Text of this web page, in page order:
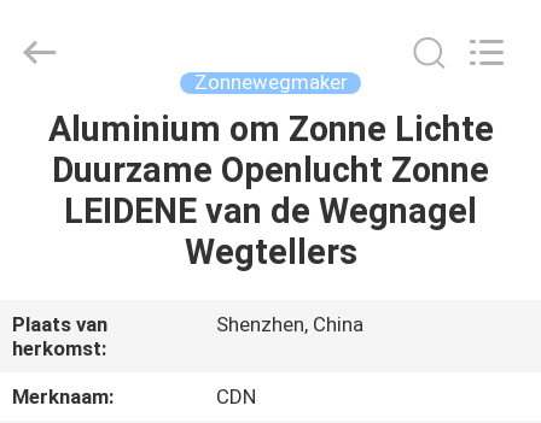
HUIS
PRODUCTEN
ONS
FABRIEKSRONDLEIDING
Ltd..
Zonnewegmaker
Aluminium om Zonne Lichte
Duurzame Openlucht Zonne
LEIDENE van de Wegnagel
Wegtellers
Plaats van
herkomst:
Shenzhen, China
Merknaam:
CDN